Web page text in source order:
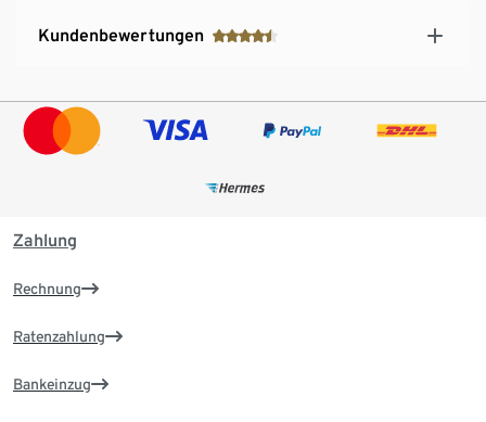
Kundenbewertungen
Zahlung
Rechnung
Ratenzahlung
Bankeinzug